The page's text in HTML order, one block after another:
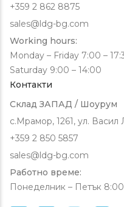
+359 2 862 8875
sales@ldg-bg.com
Working hours:
Monday – Friday 7:00 –
Saturday 9:00 – 14:00
Контакти
Склад ЗАПАД / Шоурум
с.Мрамор, 1261, ул.
+359 2 850 5857
sales@ldg-bg.com
Работно време:
Понеделник – Петък 8:00